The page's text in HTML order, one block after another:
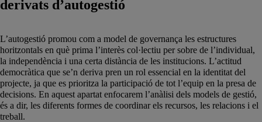
derivats d’autogestió
L’autogestió promou com a model de governança les estructures
horitzontals en què prima l’interès col·lectiu per sobre de l’individual,
la independència i una certa distància de les institucions. L’actitud
democràtica que se’n deriva pren un rol essencial en la identitat del
projecte, ja que es prioritza la participació de tot l’equip en la presa de
decisions. En aquest apartat enfocarem l’anàlisi dels models de gestió,
és a dir, les diferents formes de coordinar els recursos, les relacions i el
treball.